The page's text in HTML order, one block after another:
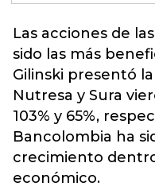
Las acciones de
sido las más
Gilinski presentó
Nutresa y Sura
103% y 65%,
Bancolombia ha
crecimiento
económico.